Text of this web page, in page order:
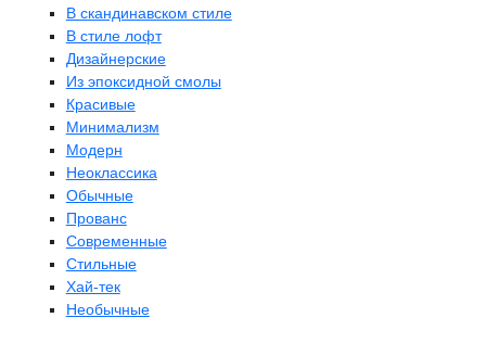
В скандинавском стиле
В стиле лофт
Дизайнерские
Из эпоксидной смолы
Красивые
Минимализм
Модерн
Неоклассика
Обычные
Прованс
Современные
Стильные
Хай-тек
Необычные